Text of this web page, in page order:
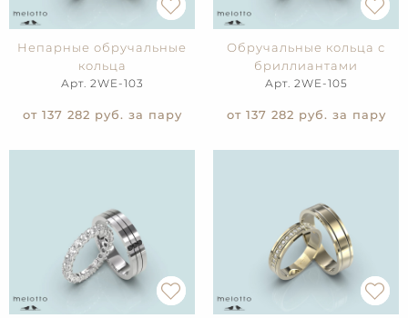
Непарные обручальные
кольца
Арт. 2WE-103
от 137 282 руб. за пару
Обручальные кольца с
бриллиантами
Арт. 2WE-105
от 137 282 руб. за пару